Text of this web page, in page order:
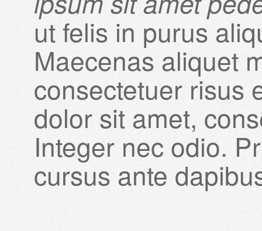
ut felis in purus
Maecenas aliquet
consectetuer risus
dolor sit amet,
Integer nec odio.
cursus ante